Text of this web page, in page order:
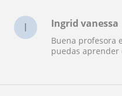
I Ingrid vanessa
Buena profesora
puedas aprender